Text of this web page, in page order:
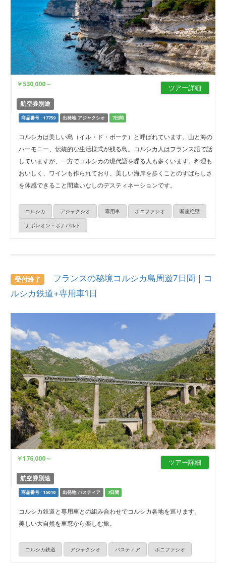
ツアー詳細
￥530,000～
航空券別途
商品番号 : 17759 出発地:アジャクシオ 7日間
コルシカは美しい島（イル・ド・ボーテ）と呼ばれています。山と海の
ハーモニー、伝統的な生活様式が残る島。コルシカ人はフランス語で話
していますが、一方でコルシカの現代語を喋る人も多くいます。料理も
おいしく、ワインも作られており、美しい海岸を歩くことのすばらしさ
を体感できること間違いなしのデスティネーションです。
コルシカ アジャクシオ 専用車 ボニファシオ
断崖絶壁
ナポレオン・ボナパルト
受付終了
フランスの秘境コルシカ島周遊7日間｜コ
ルシカ鉄道+専用車1日
ツアー詳細
￥176,000～
航空券別途
商品番号 : 15010 出発地:バスティア 7日間
コルシカ鉄道と専用車との組み合わせでコルシカ各地を巡ります。
美しい大自然を車窓から楽しむ旅。
コルシカ鉄道 アジャクシオ バスティア ボニファシオ